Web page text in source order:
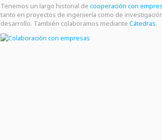
Tenemos un largo historial de cooperación con
tanto en proyectos de ingeniería como de
desarrollo. También colaboramos mediante Cátedras.